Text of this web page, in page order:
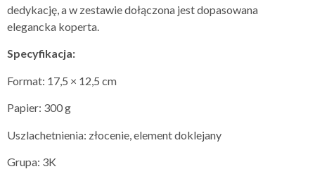
dedykację, a w zestawie dołączona jest dopasowana
elegancka koperta.
Specyfikacja:
Format: 17,5 × 12,5 cm
Papier: 300 g
Uszlachetnienia: złocenie, element doklejany
Grupa: 3K